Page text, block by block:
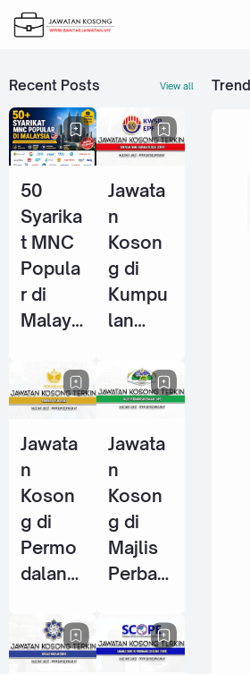
Recent Posts View all
50
Syarika
t MNC
Popula
r di
Malays
Selalu
Ambil
Tahun
2026
Jawata
n
Koson
g di
Kumpu
lan
Simpan
an
(KWSP)
- 25
Jun
2026
Jawata
n
Koson
g di
Permo
dalan
Berhad
- 30
Jawata
n
Koson
g di
Majlis
Perban
Kemam
an